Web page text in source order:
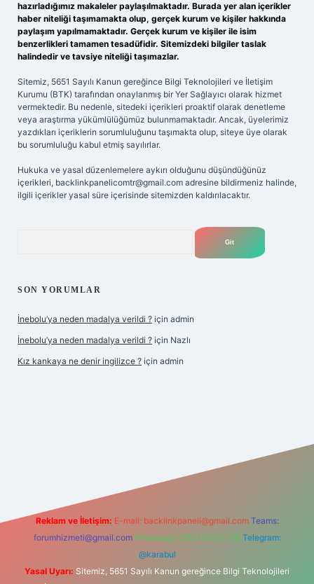
hazırladığımız makaleler paylaşılmaktadır. Burada yer alan içerikler
haber niteliği taşımamakta olup, gerçek kurum ve kişiler hakkında
paylaşım yapılmamaktadır. Gerçek kurum ve kişiler ile isim
benzerlikleri tamamen tesadüfidir. Sitemizdeki bilgiler taslak
halindedir ve tavsiye niteliği taşımazlar.
Sitemiz, 5651 Sayılı Kanun gereğince Bilgi Teknolojileri ve İletişim
Kurumu (BTK) tarafından onaylanmış bir Yer Sağlayıcı olarak hizmet
vermektedir. Bu nedenle, sitedeki içerikleri proaktif olarak denetleme
veya araştırma yükümlülüğümüz bulunmamaktadır. Ancak, üyelerimiz
yazdıkları içeriklerin sorumluluğunu taşımakta olup, siteye üye olarak
bu sorumluluğu kabul etmiş sayılırlar.
Hukuka ve yasal düzenlemelere aykırı olduğunu düşündüğünüz
içerikleri, backlinkpanelicomtr@gmail.com adresine bildirmeniz halinde,
ilgili içerikler yasal süre içerisinde sitemizden kaldırılacaktır.
SON YORUMLAR
İnebolu’ya neden madalya verildi ? için admin
İnebolu’ya neden madalya verildi ? için Nazlı
Kız kankaya ne denir ingilizce ? için admin
Reklam ve İletişim: E-mail: backlinkpaneli@gmail.com Teams:
forumhizmeti@gmail.com Whatsapp: 0262 606 0 726 Telegram:
@karabul
Yasal Uyarı: Sitemiz, 5651 Sayılı Kanun gereğince Bilgi Teknolojileri